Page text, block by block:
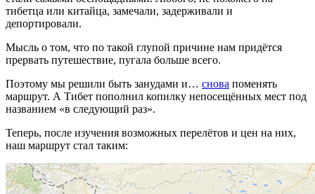
тибетца или китайца, замечали, задерживали и
депортировали.
Мысль о том, что по такой глупой причине нам придётся
прервать путешествие, пугала больше всего.
Поэтому мы решили быть занудами и… снова поменять
маршрут. А Тибет пополнил копилку непосещённых мест под
названием «в следующий раз».
Теперь, после изучения возможных перелётов и цен на них,
наш маршрут стал таким: